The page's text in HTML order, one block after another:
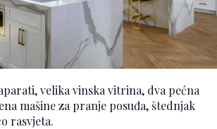
velika vinska vitrina, dva pećna
mašine za pranje posuđa, štednjak
rasvjeta.